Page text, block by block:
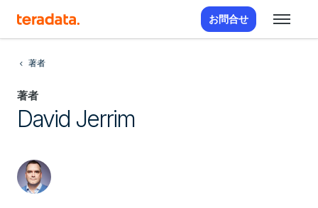
お問合せ
著者
著者
David Jerrim